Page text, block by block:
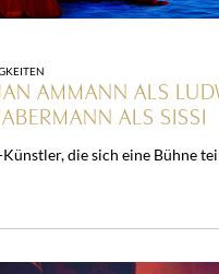
AMMANN ALS
ALS SISSI
die sich eine Bühne